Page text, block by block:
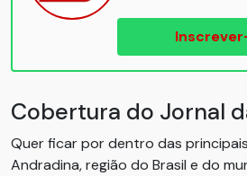
Cobertura do Jornal
Quer ficar por dentro das
Andradina, região do Brasil e do